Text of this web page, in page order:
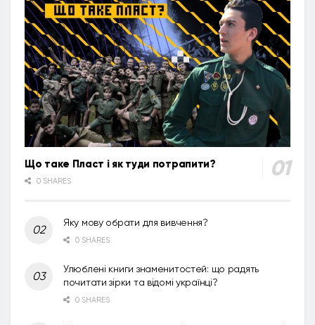
Що таке Пласт і як туди потрапити?
0 SHARES
Яку мову обрати для вивчення?
0 SHARES
Улюблені книги знаменитостей: що радять
почитати зірки та відомі українці?
0 SHARES